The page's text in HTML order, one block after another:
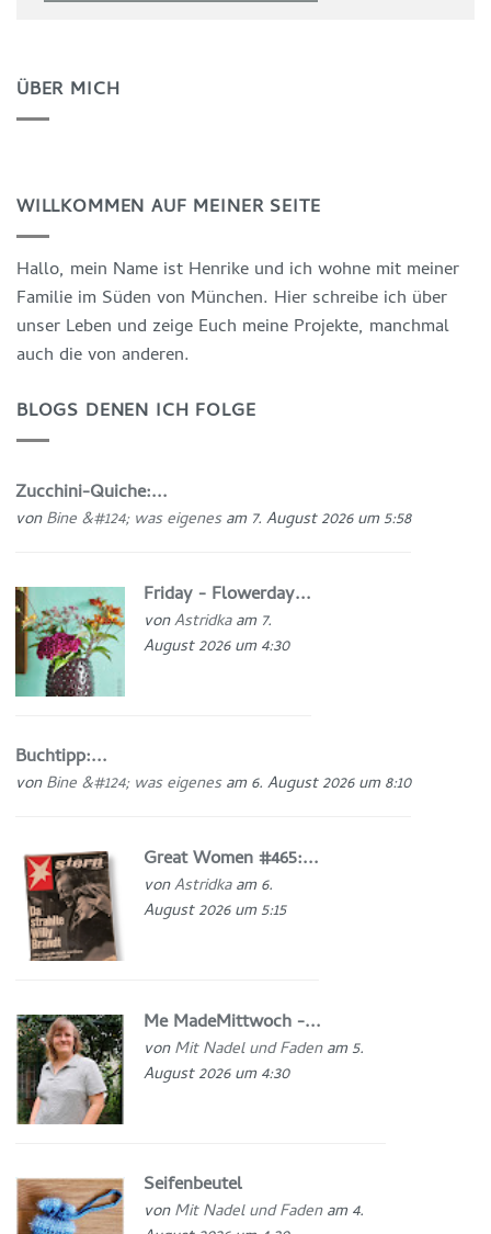
ÜBER MICH
WILLKOMMEN AUF MEINER SEITE
Hallo, mein Name ist Henrike und ich wohne mit meiner
Familie im Süden von München. Hier schreibe ich über
unser Leben und zeige Euch meine Projekte, manchmal
auch die von anderen.
BLOGS DENEN ICH FOLGE
Zucchini-Quiche:...
vonBine &#124; was eigenesam 7. August 2026 um 5:58
Friday - Flowerday...
vonAstridkaam 7.
August 2026 um 4:30
Buchtipp:...
vonBine &#124; was eigenesam 6. August 2026 um 8:10
Great Women #465:...
vonAstridkaam 6.
August 2026 um 5:15
Me MadeMittwoch -...
vonMit Nadel und Fadenam 5.
August 2026 um 4:30
Seifenbeutel
vonMit Nadel und Fadenam 4.